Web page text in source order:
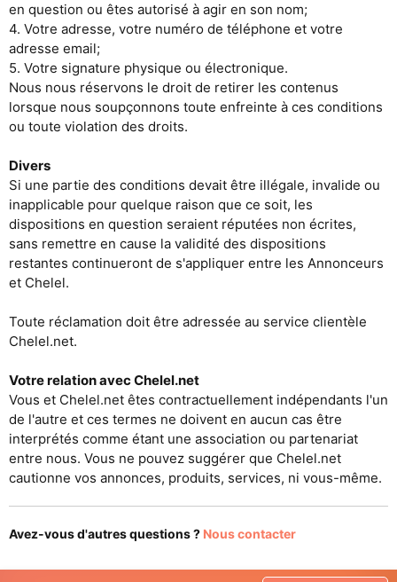
en question ou êtes autorisé à agir en son nom;
4. Votre adresse, votre numéro de téléphone et votre
adresse email;
5. Votre signature physique ou électronique.
Nous nous réservons le droit de retirer les contenus
lorsque nous soupçonnons toute enfreinte à ces conditions
ou toute violation des droits.
Divers
Si une partie des conditions devait être illégale, invalide ou
inapplicable pour quelque raison que ce soit, les
dispositions en question seraient réputées non écrites,
sans remettre en cause la validité des dispositions
restantes continueront de s'appliquer entre les Annonceurs
et Chelel.
Toute réclamation doit être adressée au service clientèle
Chelel.net.
Votre relation avec Chelel.net
Vous et Chelel.net êtes contractuellement indépendants l'un
de l'autre et ces termes ne doivent en aucun cas être
interprétés comme étant une association ou partenariat
entre nous. Vous ne pouvez suggérer que Chelel.net
cautionne vos annonces, produits, services, ni vous-même.
Avez-vous d'autres questions ? Nous contacter